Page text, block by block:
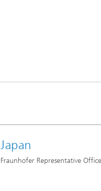
Japan
Fraunhofer Representative